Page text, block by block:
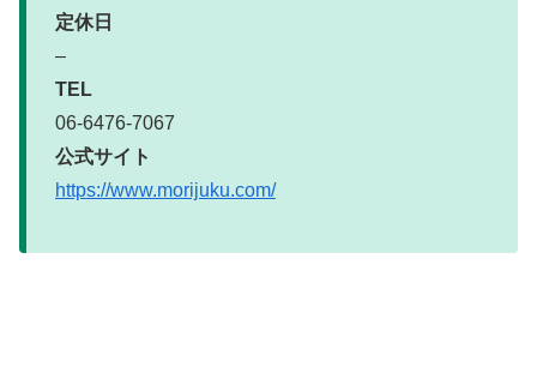
定休日
–
TEL
06-6476-7067
公式サイト
https://www.morijuku.com/